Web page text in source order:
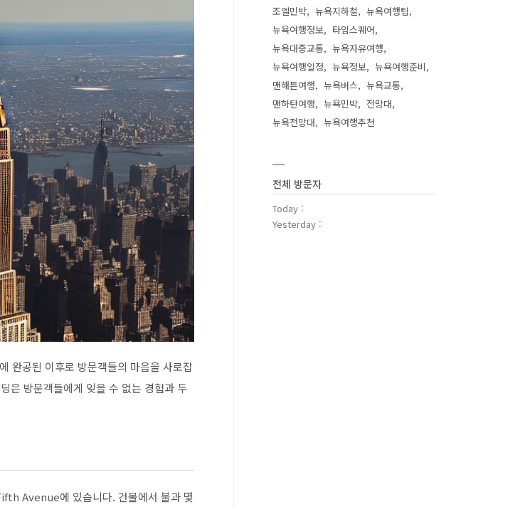
완공된 이후로 방문객들의 마음을 사로잡
은 방문객들에게 잊을 수 없는 경험과 두
Avenue에 있습니다. 건물에서 불과 몇
조엘민박
뉴욕지하철
뉴욕여행팁
뉴욕여행정보
타임스퀘어
뉴욕대중교통
뉴욕자유여행
뉴욕여행일정
뉴욕정보
뉴욕여행준비
맨해튼여행
뉴욕버스
뉴욕교통
맨하탄여행
뉴욕민박
전망대
뉴욕전망대
뉴욕여행추천
전체 방문자
Today :
Yesterday :